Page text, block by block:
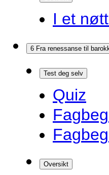
I et
6 Fra renessanse til
Test deg selv
Quiz
Oversikt